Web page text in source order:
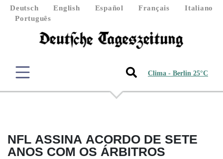
Deutsch English Español Français
Italiano
Português
Clima - Berlin 25°C
NFL ASSINA ACORDO DE SETE
ANOS COM OS ÁRBITROS